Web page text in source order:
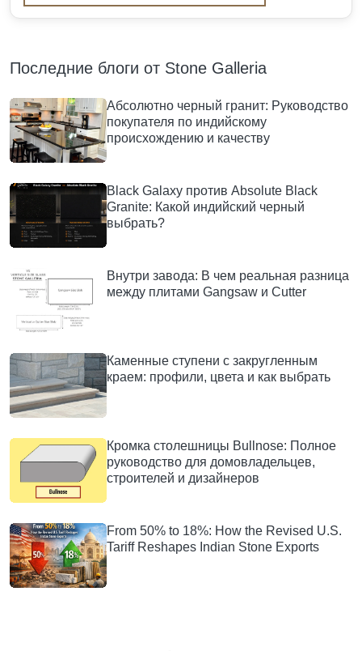
Последние блоги от Stone Galleria
Абсолютно черный гранит: Руководство
покупателя по индийскому
происхождению и качеству
Black Galaxy против Absolute Black
Granite: Какой индийский черный
выбрать?
Внутри завода: В чем реальная разница
между плитами Gangsaw и Cutter
Каменные ступени с закругленным
краем: профили, цвета и как выбрать
Кромка столешницы Bullnose: Полное
руководство для домовладельцев,
строителей и дизайнеров
From 50% to 18%: How the Revised U.S.
Tariff Reshapes Indian Stone Exports